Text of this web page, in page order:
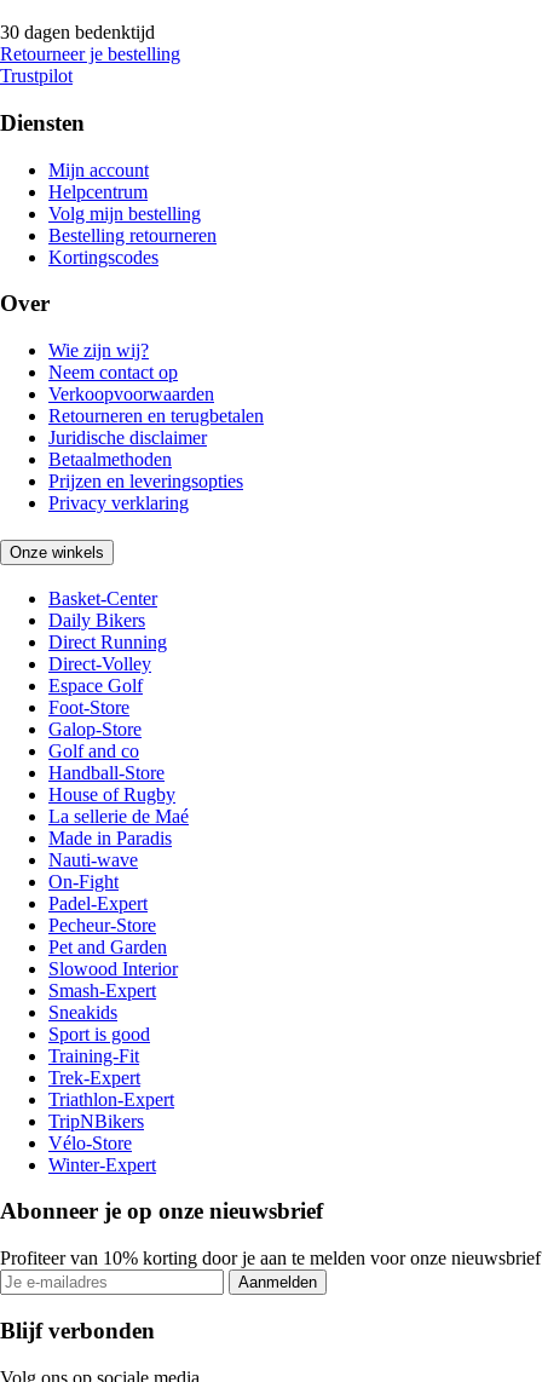
30 dagen bedenktijd
Retourneer je bestelling
Trustpilot
Diensten
Mijn account
Helpcentrum
Volg mijn bestelling
Bestelling retourneren
Kortingscodes
Over
Wie zijn wij?
Neem contact op
Verkoopvoorwaarden
Retourneren en terugbetalen
Juridische disclaimer
Betaalmethoden
Prijzen en leveringsopties
Privacy verklaring
Onze winkels
Basket-Center
Daily Bikers
Direct Running
Direct-Volley
Espace Golf
Foot-Store
Galop-Store
Golf and co
Handball-Store
House of Rugby
La sellerie de Maé
Made in Paradis
Nauti-wave
On-Fight
Padel-Expert
Pecheur-Store
Pet and Garden
Slowood Interior
Smash-Expert
Sneakids
Sport is good
Training-Fit
Trek-Expert
Triathlon-Expert
TripNBikers
Vélo-Store
Winter-Expert
Abonneer je op onze nieuwsbrief
Profiteer van 10% korting door je aan te melden voor onze nieuwsbrief
Aanmelden
Blijf verbonden
Volg ons op sociale media